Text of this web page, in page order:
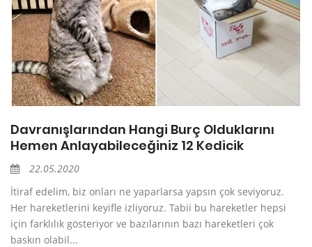
Davranışlarından Hangi Burç Olduklarını
Hemen Anlayabileceğiniz 12 Kedicik
22.05.2020
İtiraf edelim, biz onları ne yaparlarsa yapsın çok seviyoruz.
Her hareketlerini keyifle izliyoruz. Tabii bu hareketler hepsi
için farklılık gösteriyor ve bazılarının bazı hareketleri çok
baskın olabil...